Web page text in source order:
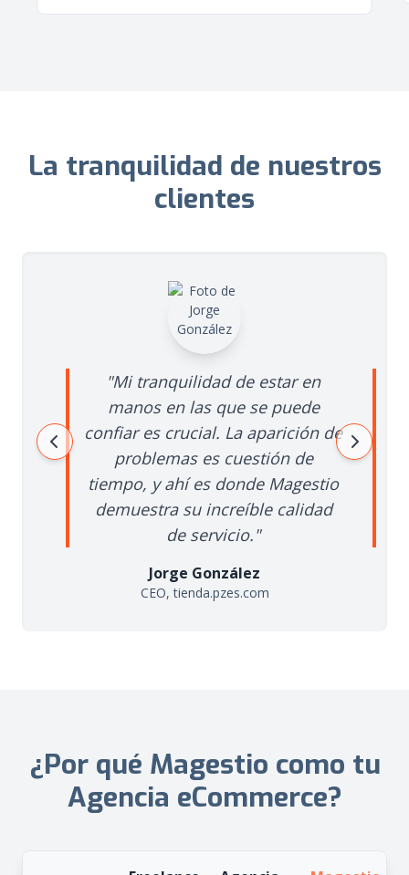
La tranquilidad de nuestros
clientes
"Mi tranquilidad de estar en
manos en las que se puede
confiar es crucial. La aparición de
problemas es cuestión de
tiempo, y ahí es donde Magestio
demuestra su increíble calidad
de servicio."
Jorge González
CEO, tienda.pzes.com
40% y la
un
equipo
¿Por qué Magestio como tu
Agencia eCommerce?